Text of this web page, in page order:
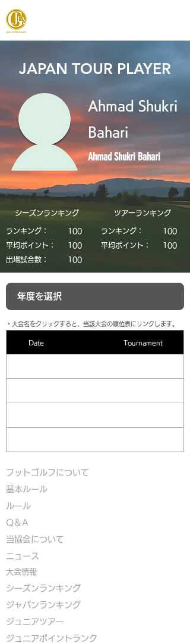
JAPAN TOUR PLAYER
Ahmad Shukri
Bahari
Ahmad Shukri Bahari
シーズンランキング
ランキング：
​100
平均ポイント：
​100
​出場試合数：
​100
​ツアーランキング
ランキング：
​100
平均ポイント：
​100
​・大会名をクリックすると、当該大会の順位表にリンクします。
Date Tournament
フットゴルフについて
基本ルール
ルール
Q＆A
​当協会について
​ニュース
大会情報
シーズンランキング
ジャパンランキング
ジュニアツアー
ジュニアポイントランク